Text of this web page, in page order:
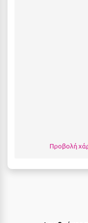
Προβολή